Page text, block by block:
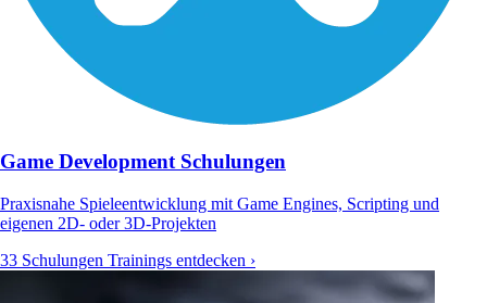
Game Development Schulungen
Praxisnahe Spieleentwicklung mit Game Engines, Scripting und
eigenen 2D- oder 3D-Projekten
33 Schulungen Trainings entdecken ›